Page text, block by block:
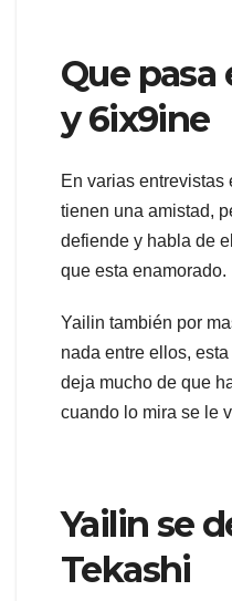
Que pasa
y 6ix9ine
En varias
tienen una amistad,
defiende y habla de
que esta enamorado.
Yailin también por
nada entre ellos,
deja mucho de que
cuando lo mira se le
Yailin se
Tekashi